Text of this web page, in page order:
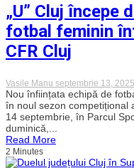
„U” Cluj începe
fotbal feminin
CFR Cluj
Vasile Manu septembrie 13, 2025
Nou înființata echipă de
în noul sezon competițional
14 septembrie, în Parcul
duminică,...
Read More
2 Minutes